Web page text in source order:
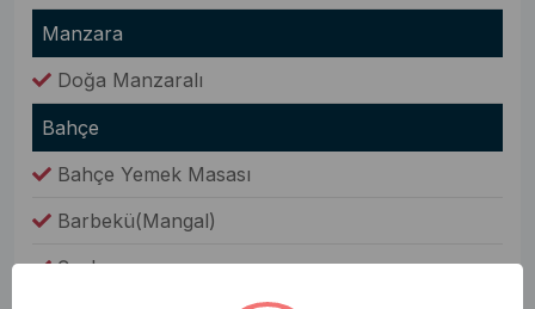
Manzara
Doğa Manzaralı
Bahçe
Bahçe Yemek Masası
Barbekü(Mangal)
Şezlong